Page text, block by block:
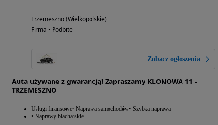
Trzemeszno (Wielkopolskie)
Firma • Podbite
Zobacz ogłoszenia
Auta używane z gwarancją! Zapraszamy KLONOWA 11 -
TRZEMESZNO
Usługi finansowe Naprawa samochodów Szybka naprawa
Naprawy blacharskie